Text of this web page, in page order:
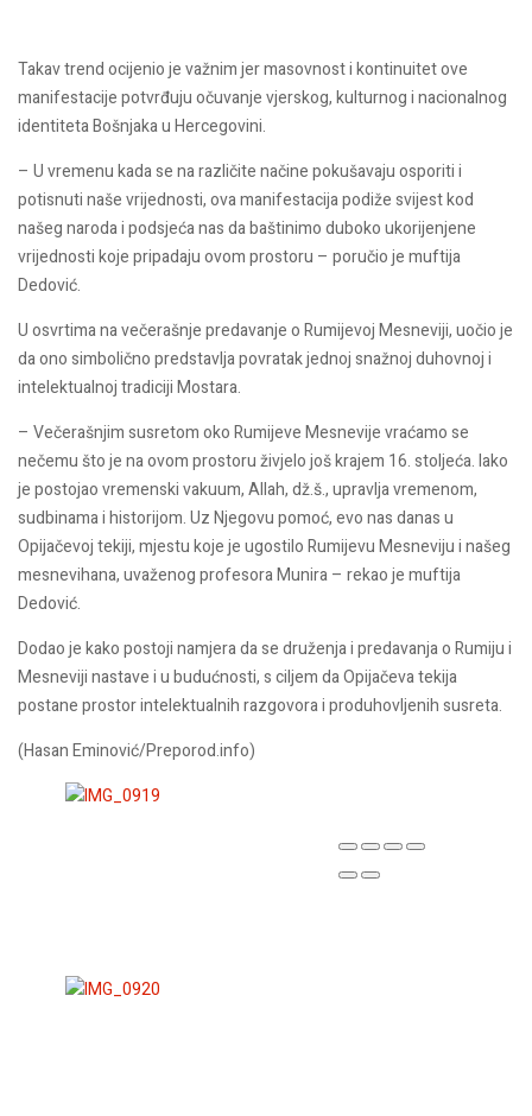
Takav trend ocijenio je važnim jer masovnost i kontinuitet ove
manifestacije potvrđuju očuvanje vjerskog, kulturnog i nacionalnog
identiteta Bošnjaka u Hercegovini.
– U vremenu kada se na različite načine pokušavaju osporiti i
potisnuti naše vrijednosti, ova manifestacija podiže svijest kod
našeg naroda i podsjeća nas da baštinimo duboko ukorijenjene
vrijednosti koje pripadaju ovom prostoru – poručio je muftija
Dedović.
U osvrtima na večerašnje predavanje o Rumijevoj Mesneviji, uočio je
da ono simbolično predstavlja povratak jednoj snažnoj duhovnoj i
intelektualnoj tradiciji Mostara.
– Večerašnjim susretom oko Rumijeve Mesnevije vraćamo se
nečemu što je na ovom prostoru živjelo još krajem 16. stoljeća. Iako
je postojao vremenski vakuum, Allah, dž.š., upravlja vremenom,
sudbinama i historijom. Uz Njegovu pomoć, evo nas danas u
Opijačevoj tekiji, mjestu koje je ugostilo Rumijevu Mesneviju i našeg
mesnevihana, uvaženog profesora Munira – rekao je muftija
Dedović.
Dodao je kako postoji namjera da se druženja i predavanja o Rumiju i
Mesneviji nastave i u budućnosti, s ciljem da Opijačeva tekija
postane prostor intelektualnih razgovora i produhovljenih susreta.
(Hasan Eminović/Preporod.info)